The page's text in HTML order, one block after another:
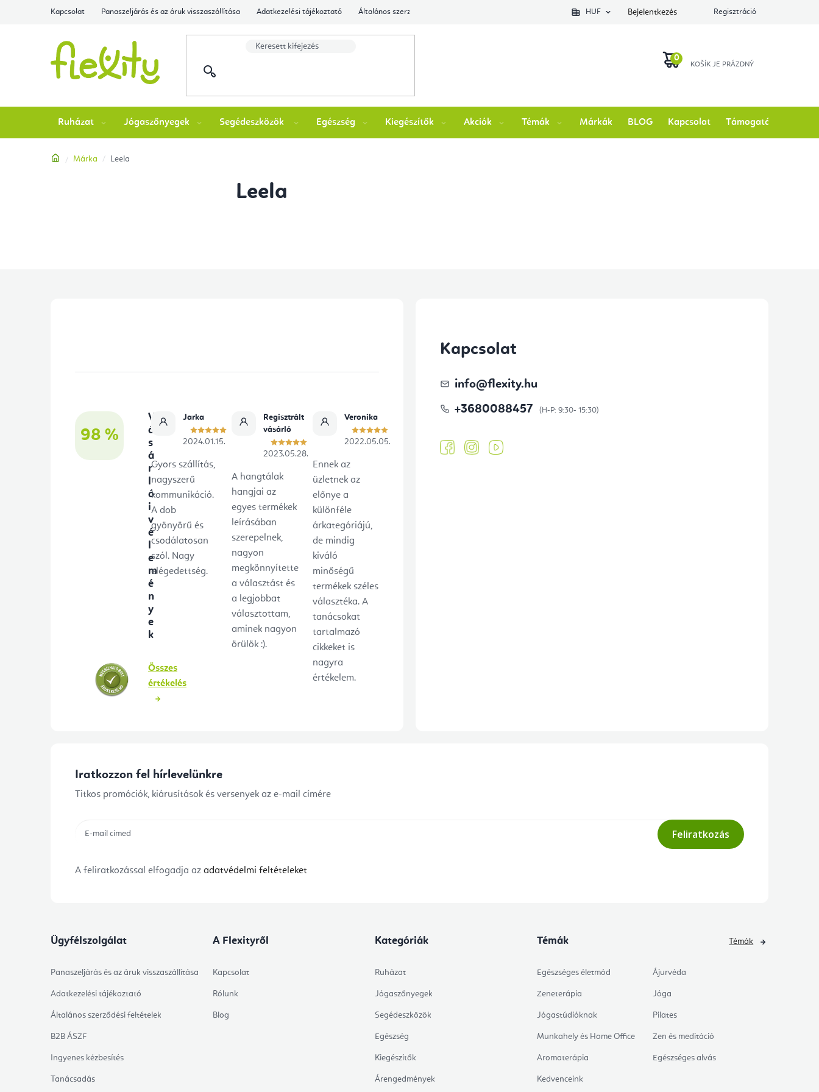
Kapcsolat Panaszeljárás és az áruk visszaszállítása Adatkezelési tájékoztató Általános szerződési feltételek Ellenőrizze a rendelés állapotátHUF Bejelentkezés Regisztráció
Ruházat Jógaszőnyegek Segédeszközök Egészség Kiegészítők Akciók Témák Márkák BLOG Kapcsolat Támogatás
Kezdőlap
Márka Leela
Leela
98 %
V
á
s
á
r
l
ó
i
v
é
l
e
m
é
n
y
e
k
Összes
értékelés
Jarka
2024.01.15.
Gyors szállítás,
nagyszerű
kommunikáció.
A dob
gyönyörű és
csodálatosan
szól. Nagy
elégedettség.
Regisztrált
vásárló
2023.05.28.
A hangtálak
hangjai az
egyes termékek
leírásában
szerepelnek,
nagyon
megkönnyítette
a választást és
a legjobbat
választottam,
aminek nagyon
örülök :).
Veronika
2022.05.05.
Ennek az
üzletnek az
előnye a
különféle
árkategóriájú,
de mindig
kiváló
minőségű
termékek széles
választéka. A
tanácsokat
tartalmazó
cikkeket is
nagyra
értékelem.
Kapcsolat
info@flexity.hu
+3680088457
Iratkozzon fel hírlevelünkre
Titkos promóciók, kiárusítások és versenyek az e-mail címére
Feliratkozás
A feliratkozással elfogadja az adatvédelmi feltételeket
Ügyfélszolgálat
Panaszeljárás és az áruk visszaszállítása
Adatkezelési tájékoztató
Általános szerződési feltételek
B2B ÁSZF
Ingyenes kézbesítés
Tanácsadás
A Flexityről
Kapcsolat
Rólunk
Blog
Kategóriák
Ruházat
Jógaszőnyegek
Segédeszközök
Egészség
Kiegészítők
Árengedmények
Témák
Egészséges életmód Ájurvéda
Zeneterápia Jóga
Jógastúdióknak Pilates
Munkahely és Home Office Zen és meditáció
Aromaterápia Egészséges alvás
Kedvenceink
Témák